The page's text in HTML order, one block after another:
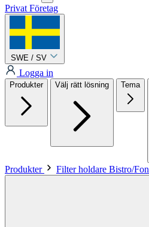
Privat Företag
SWE / SV
Logga in
Produkter Välj rätt lösning Tema
Produkter Filter holdare Bistro/